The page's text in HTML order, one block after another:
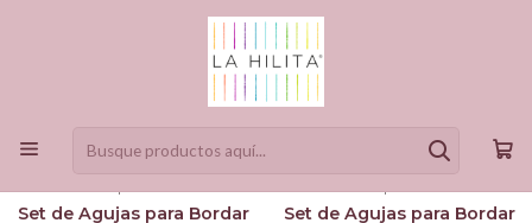
Accesorios
Set de Agujas para Bordar
Set de Agujas para Bordar